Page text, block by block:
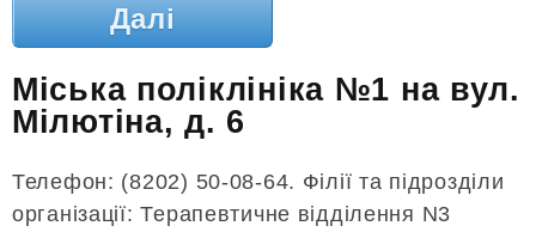
Далі
Міська поліклініка №1 на вул.
Мілютіна, д. 6
Телефон: (8202) 50-08-64. Філії та підрозділи
організації: Терапевтичне відділення N3